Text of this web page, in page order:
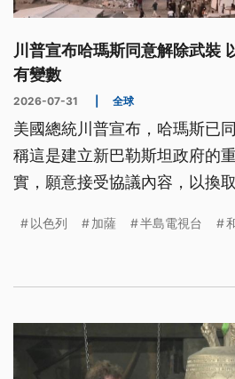
川普宣布哈瑪斯同意解除武裝
有變數
2026-07-31 全球
美國總統川普宣布，哈瑪斯已
稱這是建立新巴勒斯坦政府的
實，願意接受協議內容，以換
日以來，以色列仍持續空襲加
以色列 加薩 半島電視台